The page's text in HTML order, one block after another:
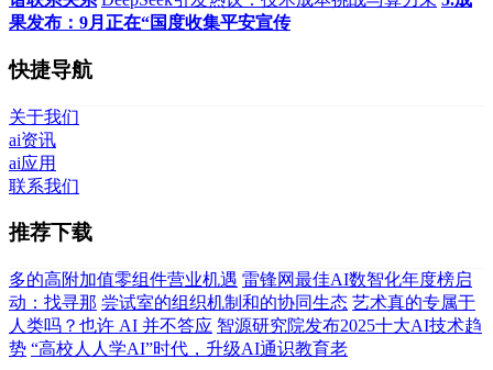
果发布：9月正在“国度收集平安宣传
快捷导航
关于我们
ai资讯
ai应用
联系我们
推荐下载
多的高附加值零组件营业机遇 雷锋网最佳AI数智化年度榜启
动：找寻那 尝试室的组织机制和的协同生态 艺术真的专属于
人类吗？也许 AI 并不答应 智源研究院发布2025十大AI技术趋
势 “高校人人学AI”时代，升级AI通识教育老